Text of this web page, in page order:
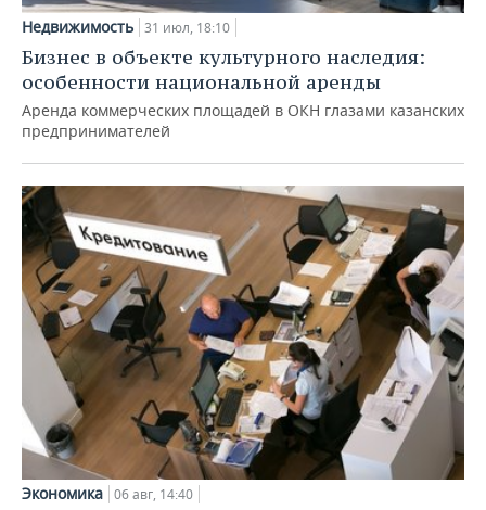
Недвижимость 31 июл, 18:10
Бизнес в объекте культурного наследия:
особенности национальной аренды
Аренда коммерческих площадей в ОКН глазами казанских
предпринимателей
Экономика 06 авг, 14:40